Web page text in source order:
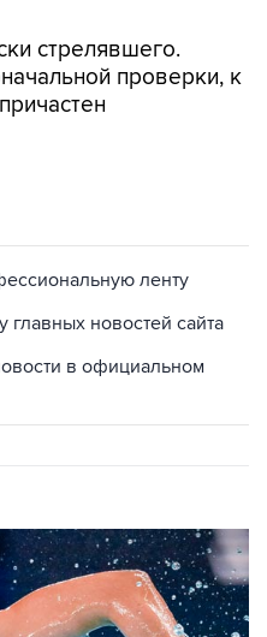
стрелявшего.
проверки, к
ленту
главных новостей сайта
в официальном